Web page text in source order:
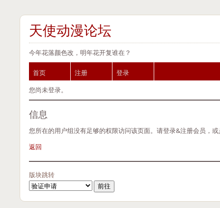
天使动漫论坛
今年花落颜色改，明年花开复谁在？
首页 注册
登录
您尚未登录。
信息
您所在的用户组没有足够的权限访问该页面。请登录&注册会员，
返回
版块跳转